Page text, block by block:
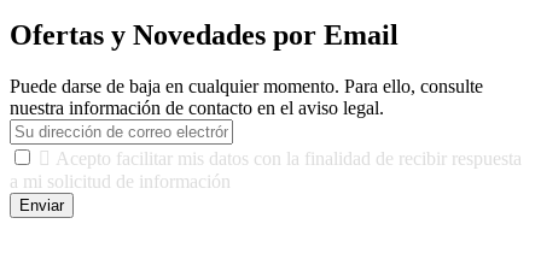
Ofertas y Novedades por Email
Puede darse de baja en cualquier momento. Para ello, consulte
nuestra información de contacto en el aviso legal.
 Acepto facilitar mis datos con la finalidad de recibir respuesta
a mi solicitud de información
Enviar